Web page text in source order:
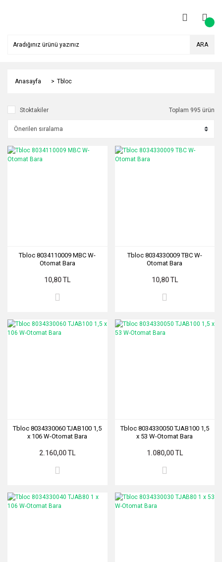
ARA
Anasayfa Tbloc
Stoktakiler Toplam 995 ürün
Tbloc 8034110009 MBC W-
Otomat Bara
10,80 TL
Tbloc 8034330009 TBC W-
Otomat Bara
10,80 TL
Tbloc 8034330060 TJAB100 1,5
x 106 W-Otomat Bara
2.160,00 TL
Tbloc 8034330050 TJAB100 1,5
x 53 W-Otomat Bara
1.080,00 TL